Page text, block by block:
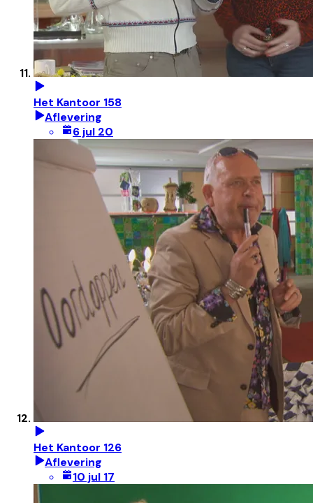
Het Kantoor 158
Aflevering
6 jul 20
Het Kantoor 126
Aflevering
10 jul 17